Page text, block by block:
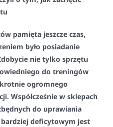
pamięta jeszcze czas,
było posiadanie
nie tylko sprzętu
do treningów
ogromnego
Współcześnie w sklepach
do uprawiania
deficytowym jest